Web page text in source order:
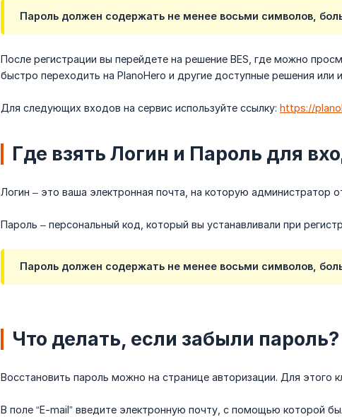
Пароль должен содержать не менее восьми символов,
После регистрации вы перейдете на решение BES, где можно
быстро переходить на PlanoHero и другие доступные решения или
Для следующих входов на сервис используйте ссылку: https://
Где взять Логин и Пароль для
Логин – это ваша электронная почта, на которую администратор
Пароль – персональный код, который вы устанавливали при
Пароль должен содержать не менее восьми символов,
Что делать, если забыли пароль?
Восстановить пароль можно на странице авторизации. Для этого
В поле “E-mail” введите электронную почту, с помощью которой